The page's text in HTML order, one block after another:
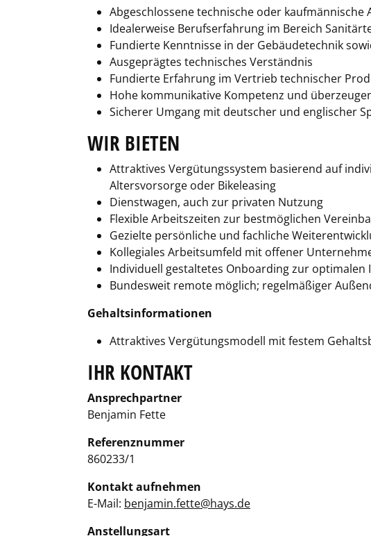
Abgeschlossene technische oder
Idealerweise Berufserfahrung im Bereich
Fundierte Kenntnisse in der Gebäudetechnik
Ausgeprägtes technisches Verständnis
Fundierte Erfahrung im Vertrieb technischer
Hohe kommunikative Kompetenz und
Sicherer Umgang mit deutscher und englischer
WIR BIETEN
Attraktives Vergütungssystem basierend auf
Altersvorsorge oder Bikeleasing
Dienstwagen, auch zur privaten Nutzung
Flexible Arbeitszeiten zur bestmöglichen
Gezielte persönliche und fachliche
Kollegiales Arbeitsumfeld mit offener
Individuell gestaltetes Onboarding zur optimalen
Bundesweit remote möglich; regelmäßiger
Gehaltsinformationen
Attraktives Vergütungsmodell mit festem
IHR KONTAKT
Ansprechpartner
Benjamin Fette
Referenznummer
860233/1
Kontakt aufnehmen
E-Mail: benjamin.fette@hays.de
Anstellungsart